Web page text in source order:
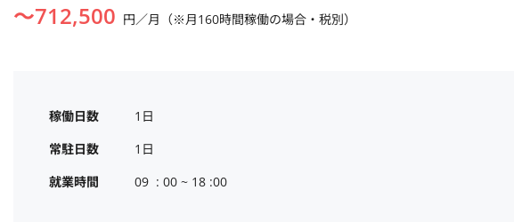
〜712,500 円／月（※月160時間稼働の場合・税別）
稼働日数
1日
常駐日数
1日
就業時間
09  : 00 ~ 18 :00